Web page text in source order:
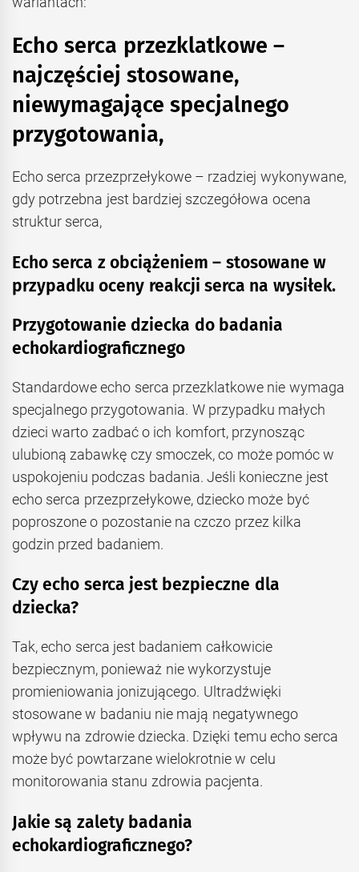
Echo serca przezklatkowe –
najczęściej stosowane,
niewymagające specjalnego
przygotowania,
Echo serca przezprzełykowe – rzadziej wykonywane,
gdy potrzebna jest bardziej szczegółowa ocena
struktur serca,
Echo serca z obciążeniem – stosowane w
przypadku oceny reakcji serca na wysiłek.
Przygotowanie dziecka do badania
echokardiograficznego
Standardowe echo serca przezklatkowe nie wymaga
specjalnego przygotowania. W przypadku małych
dzieci warto zadbać o ich komfort, przynosząc
ulubioną zabawkę czy smoczek, co może pomóc w
uspokojeniu podczas badania. Jeśli konieczne jest
echo serca przezprzełykowe, dziecko może być
poproszone o pozostanie na czczo przez kilka
godzin przed badaniem.
Czy echo serca jest bezpieczne dla
dziecka?
Tak, echo serca jest badaniem całkowicie
bezpiecznym, ponieważ nie wykorzystuje
promieniowania jonizującego. Ultradźwięki
stosowane w badaniu nie mają negatywnego
wpływu na zdrowie dziecka. Dzięki temu echo serca
może być powtarzane wielokrotnie w celu
monitorowania stanu zdrowia pacjenta.
Jakie są zalety badania
echokardiograficznego?